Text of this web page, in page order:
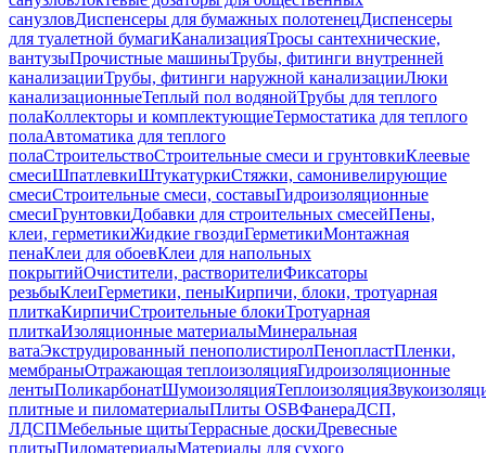
санузловДиспенсеры для бумажных полотенецДиспенсеры
для туалетной бумагиКанализацияТросы сантехнические,
вантузыПрочистные машиныТрубы, фитинги внутренней
канализацииТрубы, фитинги наружной канализацииЛюки
канализационныеТеплый пол водянойТрубы для теплого
полаКоллекторы и комплектующиеТермостатика для теплого
полаАвтоматика для теплого
полаСтроительствоСтроительные смеси и грунтовкиКлеевые
смесиШпатлевкиШтукатуркиСтяжки, самонивелирующие
смесиСтроительные смеси, составыГидроизоляционные
смесиГрунтовкиДобавки для строительных смесейПены,
клеи, герметикиЖидкие гвоздиГерметикиМонтажная
пенаКлеи для обоевКлеи для напольных
покрытийОчистители, растворителиФиксаторы
резьбыКлеиГерметики, пеныКирпичи, блоки, тротуарная
плиткаКирпичиСтроительные блокиТротуарная
плиткаИзоляционные материалыМинеральная
ватаЭкструдированный пенополистиролПенопластПленки,
мембраныОтражающая теплоизоляцияГидроизоляционные
лентыПоликарбонатШумоизоляцияТеплоизоляция
плитные и пиломатериалыПлиты OSBФанераДСП,
ЛДСПМебельные щитыТеррасные доскиДревесные
плитыПиломатериалыМатериалы для сухого